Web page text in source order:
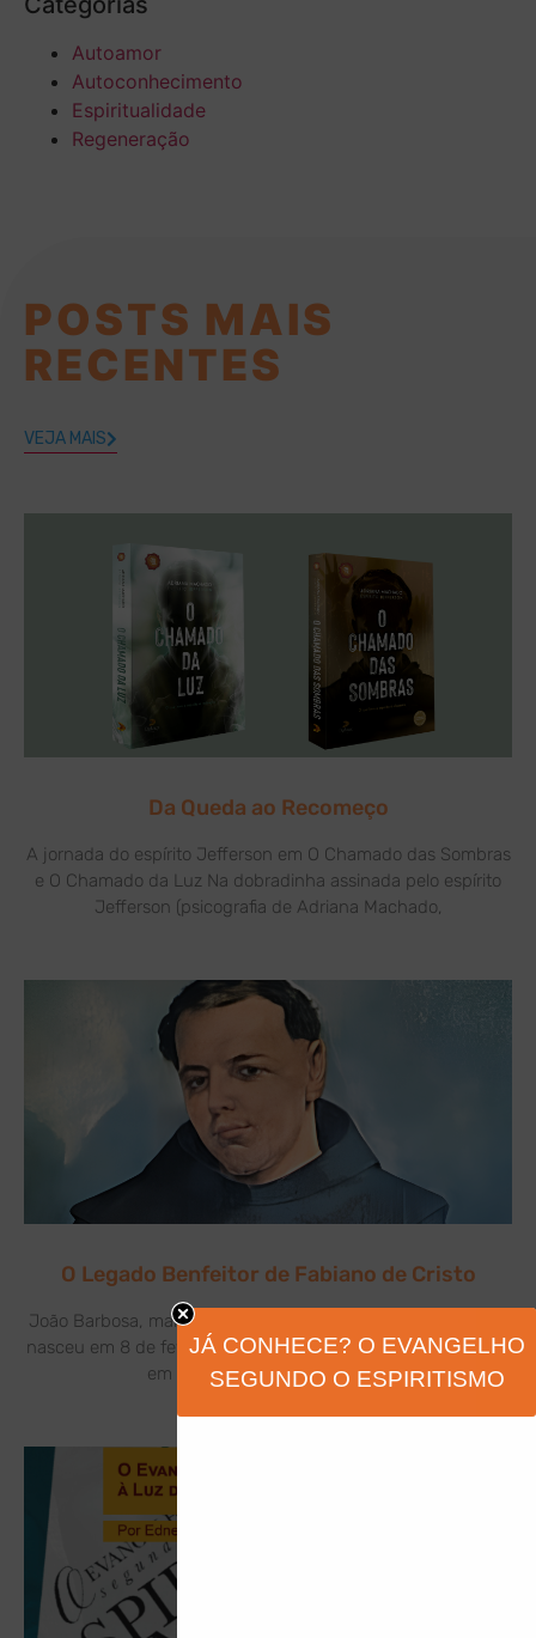
Autoamor
Autoconhecimento
Espiritualidade
Regeneração
POSTS MAIS
RECENTES
VEJA MAIS
Da Queda ao Recomeço
A jornada do espírito Jefferson em O Chamado das Sombras
e O Chamado da Luz Na dobradinha assinada pelo espírito
Jefferson (psicografia de Adriana Machado,
O Legado Benfeitor de Fabiano de Cristo
João Barbosa, mais conhecido como Frei Fabiano de Cristo,
nasceu em 8 de fevereiro de 1676, na freguesia de Soengas,
em Portugal. Filho de Gervásio
JÁ CONHECE? O EVANGELHO
SEGUNDO O ESPIRITISMO